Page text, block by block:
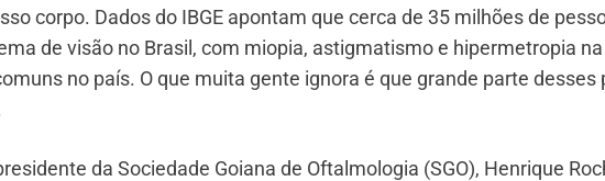
corpo. Dados do IBGE apontam que cerca de 35 milhões de
de visão no Brasil, com miopia, astigmatismo e hipermetropia
no país. O que muita gente ignora é que grande parte desses
da Sociedade Goiana de Oftalmologia (SGO), Henrique